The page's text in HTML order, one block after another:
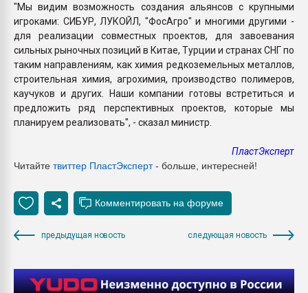
"Мы видим возможность создания альянсов с крупными
игроками: СИБУР, ЛУКОЙЛ, "ФосАгро" и многими другими -
для реализации совместных проектов, для завоевания
сильных рыночных позиций в Китае, Турции и странах СНГ по
таким направлениям, как химия редкоземельных металлов,
строительная химия, агрохимия, производство полимеров,
каучуков и других. Наши компании готовы встретиться и
предложить ряд перспективных проектов, которые мы
планируем реализовать", - сказал министр.
ПластЭксперт
Читайте твиттер ПластЭксперт- больше, интересней!
предыдущая новость следующая новость